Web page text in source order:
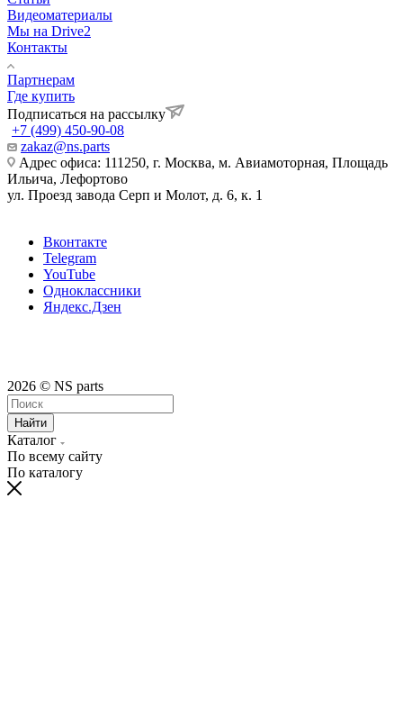
Видеоматериалы
Мы на Drive2
Контакты
Партнерам
Где купить
Подписаться на рассылку
+7 (499) 450-90-08
zakaz@ns.parts
Адрес офиса: 111250, г. Москва, м. Авиамоторная, Площадь
Ильича, Лефортово
ул. Проезд завода Серп и Молот, д. 6, к. 1
Вконтакте
Telegram
YouTube
Одноклассники
Яндекс.Дзен
2026 © NS parts
Найти
Каталог
По всему сайту
По каталогу